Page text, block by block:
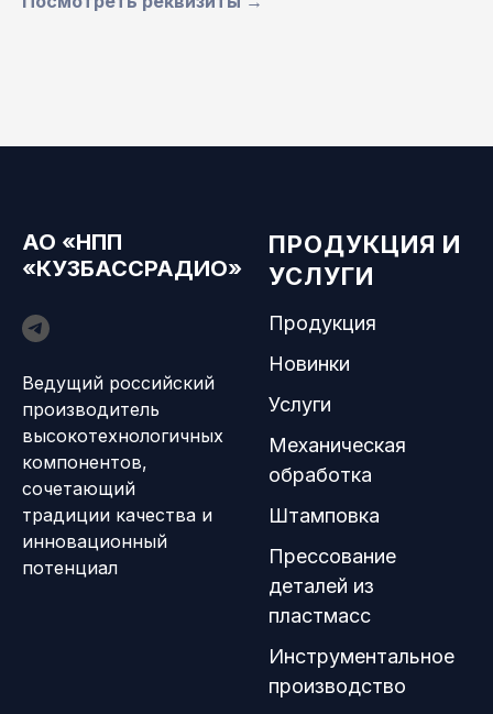
АО «НПП
«КУЗБАССРАДИО»
Ведущий российский
производитель
высокотехнологичных
компонентов,
сочетающий
традиции качества и
инновационный
потенциал
ПРОДУКЦИЯ И
УСЛУГИ
Продукция
Новинки
Услуги
Механическая
обработка
Штамповка
Прессование
деталей из
пластмасс
Инструментальное
производство